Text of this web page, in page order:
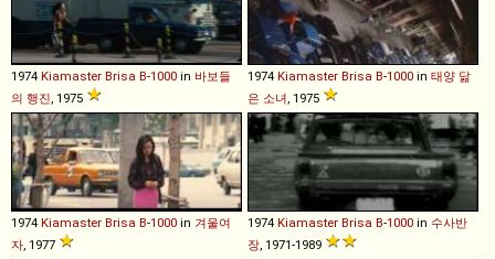
1974 Kiamaster Brisa B-1000 in 바보들
의 행진 , 1975
1974 Kiamaster Brisa B-1000 in 태양 닮
은 소녀 , 1975
1974 Kiamaster Brisa B-1000 in 겨울여
자 , 1977
1974 Kiamaster Brisa B-1000 in 수사반
장 , 1971-1989